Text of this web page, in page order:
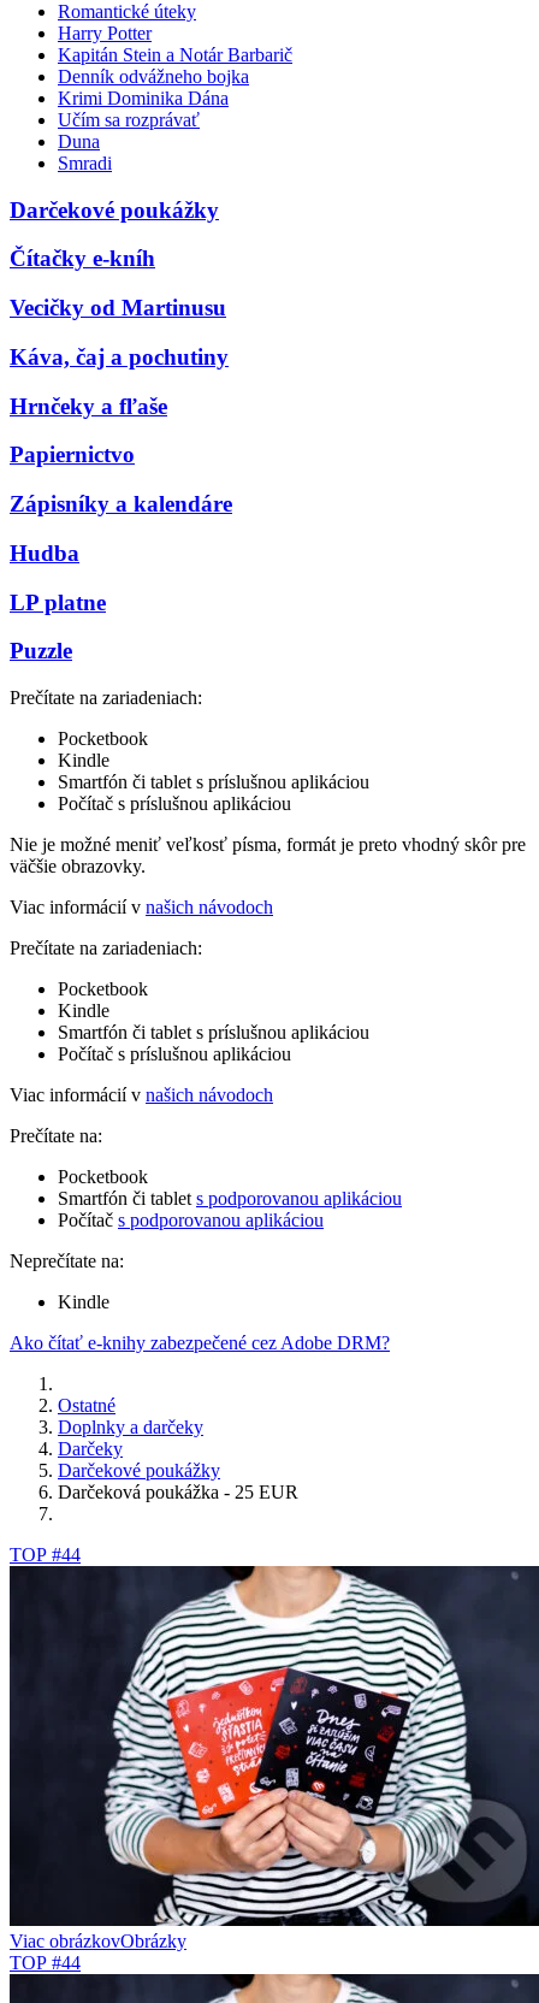
Romantické úteky
Harry Potter
Kapitán Stein a Notár Barbarič
Denník odvážneho bojka
Krimi Dominika Dána
Učím sa rozprávať
Duna
Smradi
Darčekové poukážky
Čítačky e-kníh
Vecičky od Martinusu
Káva, čaj a pochutiny
Hrnčeky a fľaše
Papiernictvo
Zápisníky a kalendáre
Hudba
LP platne
Puzzle
Prečítate na zariadeniach:
Pocketbook
Kindle
Smartfón či tablet s príslušnou aplikáciou
Počítač s príslušnou aplikáciou
Nie je možné meniť veľkosť písma, formát je preto vhodný skôr pre
väčšie obrazovky.
Viac informácií v našich návodoch
Prečítate na zariadeniach:
Pocketbook
Kindle
Smartfón či tablet s príslušnou aplikáciou
Počítač s príslušnou aplikáciou
Viac informácií v našich návodoch
Prečítate na:
Pocketbook
Smartfón či tablet s podporovanou aplikáciou
Počítač s podporovanou aplikáciou
Neprečítate na:
Kindle
Ako čítať e-knihy zabezpečené cez Adobe DRM?
Ostatné
Doplnky a darčeky
Darčeky
Darčekové poukážky
Darčeková poukážka - 25 EUR
TOP #44
Viac obrázkovObrázky
TOP #44